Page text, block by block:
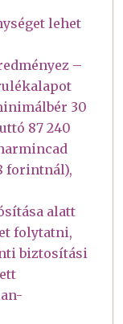
lehet
–
30
87 240
forintnál),
alatt
folytatni,
biztosítási